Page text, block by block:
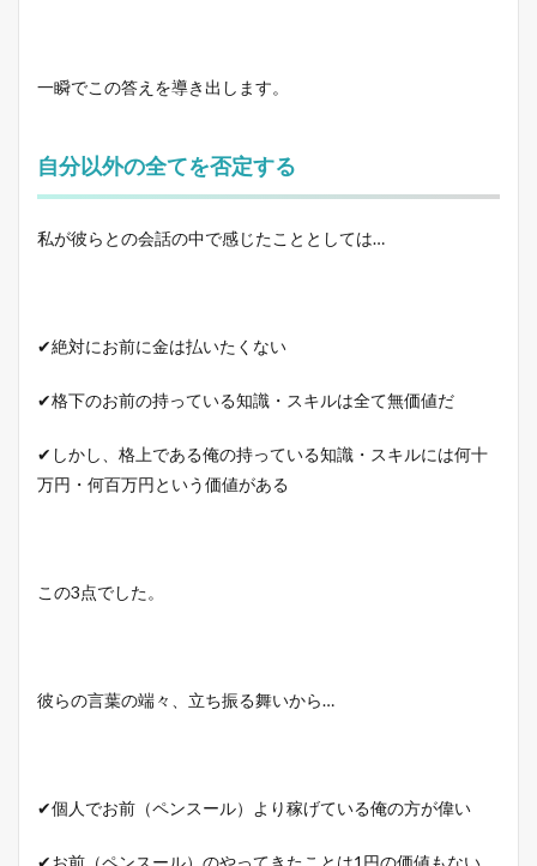
一瞬でこの答えを導き出します。
自分以外の全てを否定する
私が彼らとの会話の中で感じたこととしては…
✔絶対にお前に金は払いたくない
✔格下のお前の持っている知識・スキルは全て無価値だ
✔しかし、格上である俺の持っている知識・スキルには何十
万円・何百万円という価値がある
この3点でした。
彼らの言葉の端々、立ち振る舞いから…
✔個人でお前（ペンスール）より稼げている俺の方が偉い